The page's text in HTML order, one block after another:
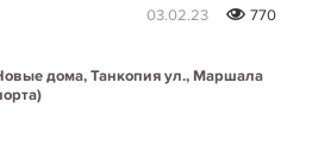
03.02.23
770
дома, Танкопия ул., Маршала